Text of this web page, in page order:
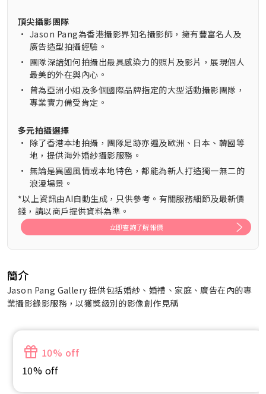
頂尖攝影團隊
• Jason Pang為香港攝影界知名攝影師，擁有豐富名人及
廣告造型拍攝經驗。
• 團隊深諳如何拍攝出最具感染力的照片及影片，展現個人
最美的外在與內心。
•
曾為亞洲小姐及多個國際品牌指定的大型活動攝影團隊，
專業實力備受肯定。
多元拍攝選擇
• 除了香港本地拍攝，團隊足跡亦遍及歐洲、日本、韓國等
地，提供海外婚紗攝影服務。
• 無論是異國風情或本地特色，都能為新人打造獨一無二的
浪漫場景。
*以上資訊由AI自動生成，只供參考。有關服務細節及最新價
錢，請以商戶提供資料為準。
立即查詢了解報價
簡介
Jason Pang Gallery 提供包括婚紗、婚禮、家庭、廣告在內的專
業攝影錄影服務，以獲獎級別的影像創作見稱
10% off
10% off